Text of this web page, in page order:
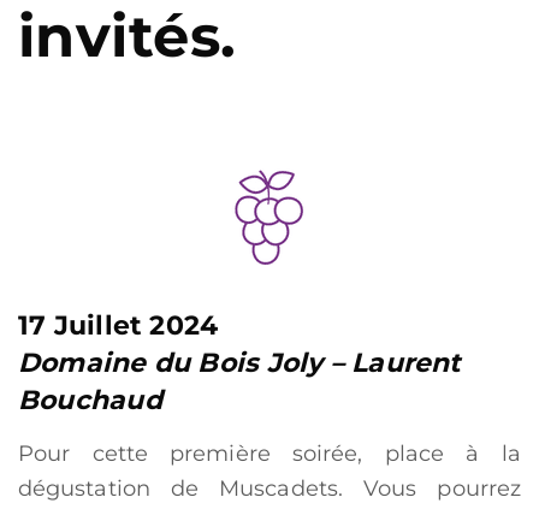
invités.
17 Juillet 2024
Domaine du Bois Joly – Laurent
Bouchaud
Pour cette première soirée, place à la
dégustation de Muscadets. Vous pourrez